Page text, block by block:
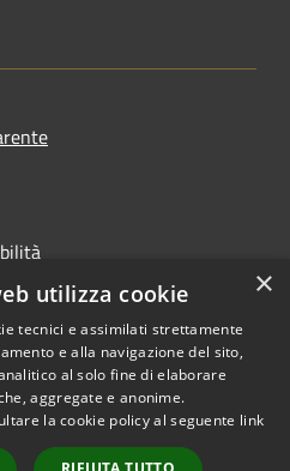
Copyright © 2026 • Comune di
Atri • Powered by
Municipium•Accesso
redazione
×
utilizza cookie
tecnici e assimilati strettamente
e alla navigazione del sito,
al solo fine di elaborare
aggregate e anonime.
la cookie policy al seguente link